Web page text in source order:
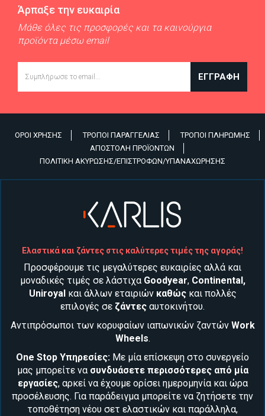
Άρπαξε την ευκαιρία
Μάθε όλες τις προσφορές και τα καινούργια
προϊόντα μέσω email
ΕΓΓΡΑΦΉ
ΌΡΟΙ ΧΡΉΣΗΣ ΤΡΌΠΟΙ ΠΑΡΑΓΓΕΛΊΑΣ
ΤΡΌΠΟΙ ΠΛΗΡΩΜΉΣ
ΑΠΟΣΤΟΛΉ ΠΡΟΪΌΝΤΩΝ
ΠΟΛΙΤΙΚΉ ΑΚΎΡΩΣΗΣ/ΕΠΙΣΤΡΟΦΏΝ/ΥΠΑΝΑΧΏΡΗΣΗΣ
Ελαστικά και ζάντες στις καλύτερες τιμές της αγοράς!
Προσφέρουμε τις μεγαλύτερες ευκαιρίες αλλά και
μοναδικές τιμές σε λάστιχα Goodyear, Continental ,
Uniroyal και άλλων εταιριώνκαθώς και πολλές
επιλογές σε ζάντες αυτοκινήτου.
Αντιπρόσωποι των κορυφαίων ιαπωνικών ζαντών Work
Wheels.
One Stop Υπηρεσίες: Με μία επίσκεψη στο συνεργείο
μας μπορείτε να συνδυάσετε περισσότερες από μία
εργασίες, αρκεί να έχουμε ορίσει ημερομηνία και ώρα
προσέλευσης. Για παράδειγμα μπορείτε να ζητήσετε την
τοποθέτηση νέου σετ ελαστικών και παράλληλα,